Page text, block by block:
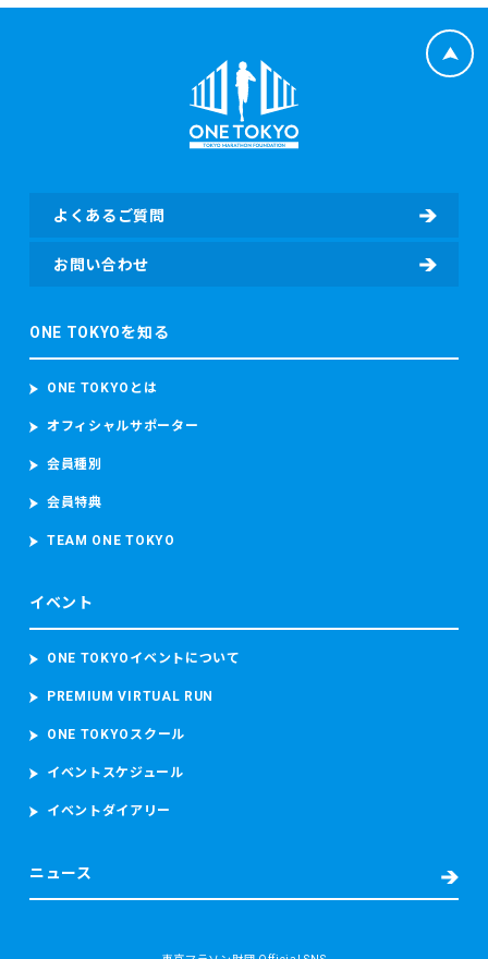
よくあるご質問
お問い合わせ
ONE TOKYOを知る
ONE TOKYOとは
オフィシャルサポーター
会員種別
会員特典
TEAM ONE TOKYO
イベント
ONE TOKYOイベントについて
PREMIUM VIRTUAL RUN
ONE TOKYOスクール
イベントスケジュール
イベントダイアリー
ニュース